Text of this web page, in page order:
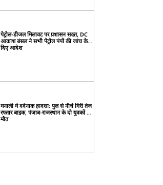
पेट्रोल-डीजल मिलावट पर प्रशासन सख्त, DC
आकाश बंसल ने सभी पेट्रोल पंपों की जांच के
दिए आदेश
मनाली में दर्दनाक हादसा: पुल से नीचे गिरी तेज
रफ्तार बाइक, पंजाब-राजस्थान के दो युवकों की
मौत